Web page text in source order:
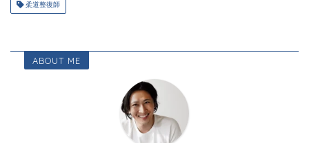
柔道整復師
ABOUT ME